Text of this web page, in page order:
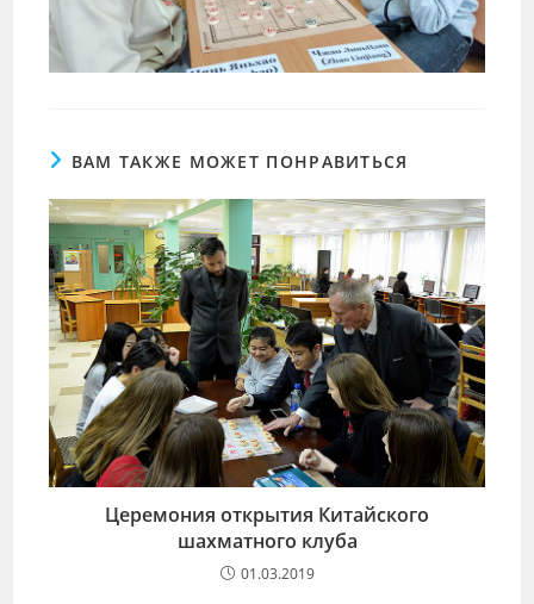
ВАМ ТАКЖЕ МОЖЕТ ПОНРАВИТЬСЯ
Церемония открытия Китайского
шахматного клуба
01.03.2019